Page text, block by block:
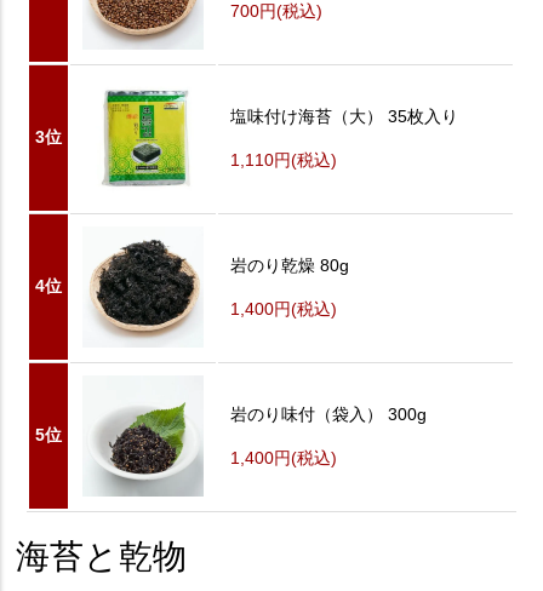
700円(税込)
3位
塩味付け海苔（大） 35枚入り
1,110円(税込)
4位
岩のり乾燥 80g
1,400円(税込)
5位
岩のり味付（袋入） 300g
1,400円(税込)
海苔と乾物